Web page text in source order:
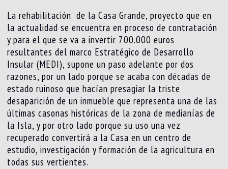
La rehabilitación de la Casa Grande, proyecto que en
la actualidad se encuentra en proceso de contratación
y para el que se va a invertir 700.000 euros
resultantes del marco Estratégico de Desarrollo
Insular (MEDI), supone un paso adelante por dos
razones, por un lado porque se acaba con décadas de
estado ruinoso que hacían presagiar la triste
desaparición de un inmueble que representa una de las
últimas casonas históricas de la zona de medianías de
la Isla, y por otro lado porque su uso una vez
recuperado convertirá a la Casa en un centro de
estudio, investigación y formación de la agricultura en
todas sus vertientes.